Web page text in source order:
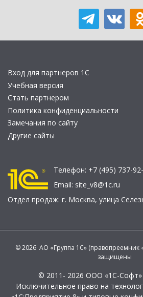
Вход для партнеров 1С
Учебная версия
Стать партнером
Политика конфиденциальности
Замечания по сайту
Другие сайты
Телефон: +7 (495) 737-
Email: site_v8@1c.ru
Отдел продаж: г. Москва, улица
© 2026 АО «Группа 1С» (правопреемник
защищены
© 2011- 2026 ООО «1С-Софт»
Исключительное право на